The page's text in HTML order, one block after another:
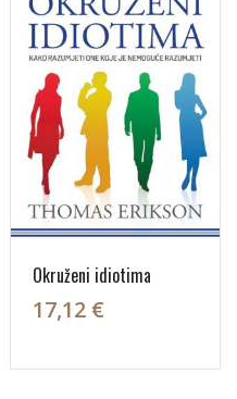
Okruženi idiotima
17,12 €